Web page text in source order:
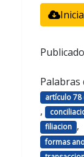
Palabras
artículo 78
,
filiacion ,
formas